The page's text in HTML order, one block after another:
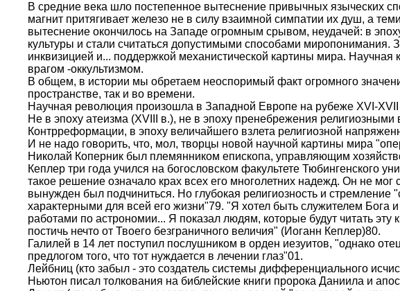
В средние века шло постепенное вытеснение привычных языческих
магнит притягивает железо не в силу взаимной симпатии их душ, а
вытеснение окончилось на Западе огромным срывом, неудачей: в
культуры и стали считаться допустимыми способами
инквизицией и... поддержкой механистической картины мира.
врагом -оккультизмом.
В общем, в истории мы обретаем неоспоримый факт огромного
пространстве, так и во времени.
Научная революция произошла в Западной Европе на рубеже XVI-XVII
Не в эпоху атеизма (XVIII в.), не в эпоху пренебрежения
Контрреформации, в эпоху величайшего взлета религиозной
И не надо говорить, что, мол, творцы новой научной картины мира
Николай Коперник был племянником епископа, управляющим
Кеплер три года учился на богословском факультете Тюбингенского
такое решение означало крах всех его многолетних надежд. Он не
вынужден был подчиниться. Но глубокая религиозность и
характерными для всей его жизни"79. "Я хотел быть служителем Бога
работами по астрономии... Я показал людям, которые будут читать
постичь нечто от Твоего безграничного величия" (Иоганн Кеплер)80.
Галилей в 14 лет поступил послушником в орден иезуитов, "однако
предлогом того, что тот нуждается в лечении глаз"01.
Лейбниц (кто забыл - это создатель системы дифференциального
Ньютон писал толкования на библейские книги пророка Даниила и